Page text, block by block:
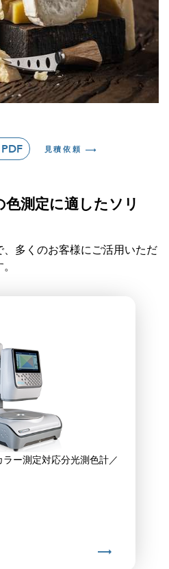
見積依頼
測定に適したソリ
多くのお客様にご活用いただ
ー測定対応分光測色計／